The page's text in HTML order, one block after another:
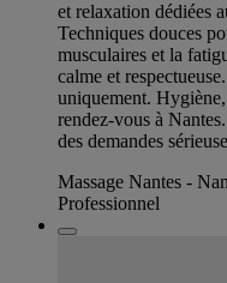
et relaxation dédiées
Techniques douces
musculaires et la
calme et
uniquement.
rendez-vous à
des demandes
Massage Nantes -
Professionnel